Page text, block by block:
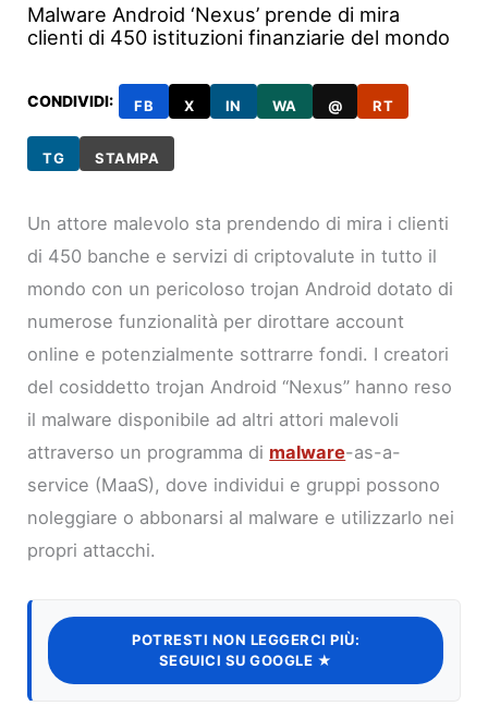
Malware Android ‘Nexus’ prende di mira
clienti di 450 istituzioni finanziarie del mondo
CONDIVIDI: FB X IN WA @ RT
TG STAMPA
Un attore malevolo sta prendendo di mira i clienti
di 450 banche e servizi di criptovalute in tutto il
mondo con un pericoloso trojan Android dotato di
numerose funzionalità per dirottare account
online e potenzialmente sottrarre fondi. I creatori
del cosiddetto trojan Android “Nexus” hanno reso
il malware disponibile ad altri attori malevoli
attraverso un programma di malware-as-a-
service (MaaS), dove individui e gruppi possono
noleggiare o abbonarsi al malware e utilizzarlo nei
propri attacchi.
POTRESTI NON LEGGERCI PIÙ:
SEGUICI SU GOOGLE ★